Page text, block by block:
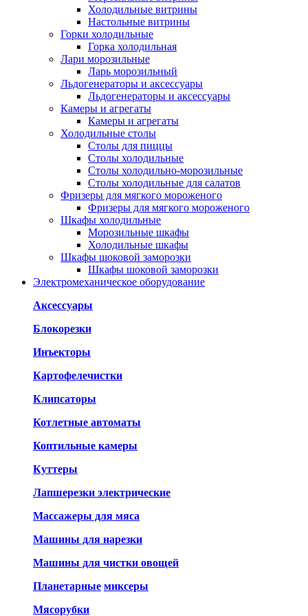
Холодильные витрины
Настольные витрины
Горки холодильные
Горка холодильная
Лари морозильные
Ларь морозильный
Льдогенераторы и аксессуары
Льдогенераторы и аксессуары
Камеры и агрегаты
Камеры и агрегаты
Холодильные столы
Столы для пиццы
Столы холодильные
Столы холодильно-морозильные
Столы холодильные для салатов
Фризеры для мягкого мороженого
Фризеры для мягкого мороженого
Шкафы холодильные
Mорозильные шкафы
Холодильные шкафы
Шкафы шоковой заморозки
Шкафы шоковой заморозки
Электромеханическое оборудование
Аксессуары
Блокорезки
Инъекторы
Картофелечистки
Клипсаторы
Котлетные автоматы
Коптильные камеры
Куттеры
Лапшерезки электрические
Массажеры для мяса
Машины для нарезки
Машины для чистки овощей
Планетарные миксеры
Мясорубки